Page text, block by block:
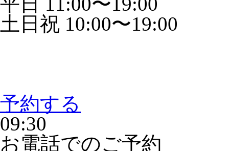
土日祝 10:00〜19:00
予約する
09:30
お電話でのご予約